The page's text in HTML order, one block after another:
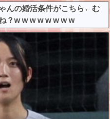
んの婚活条件がこちら←む
？w w w w w w w w